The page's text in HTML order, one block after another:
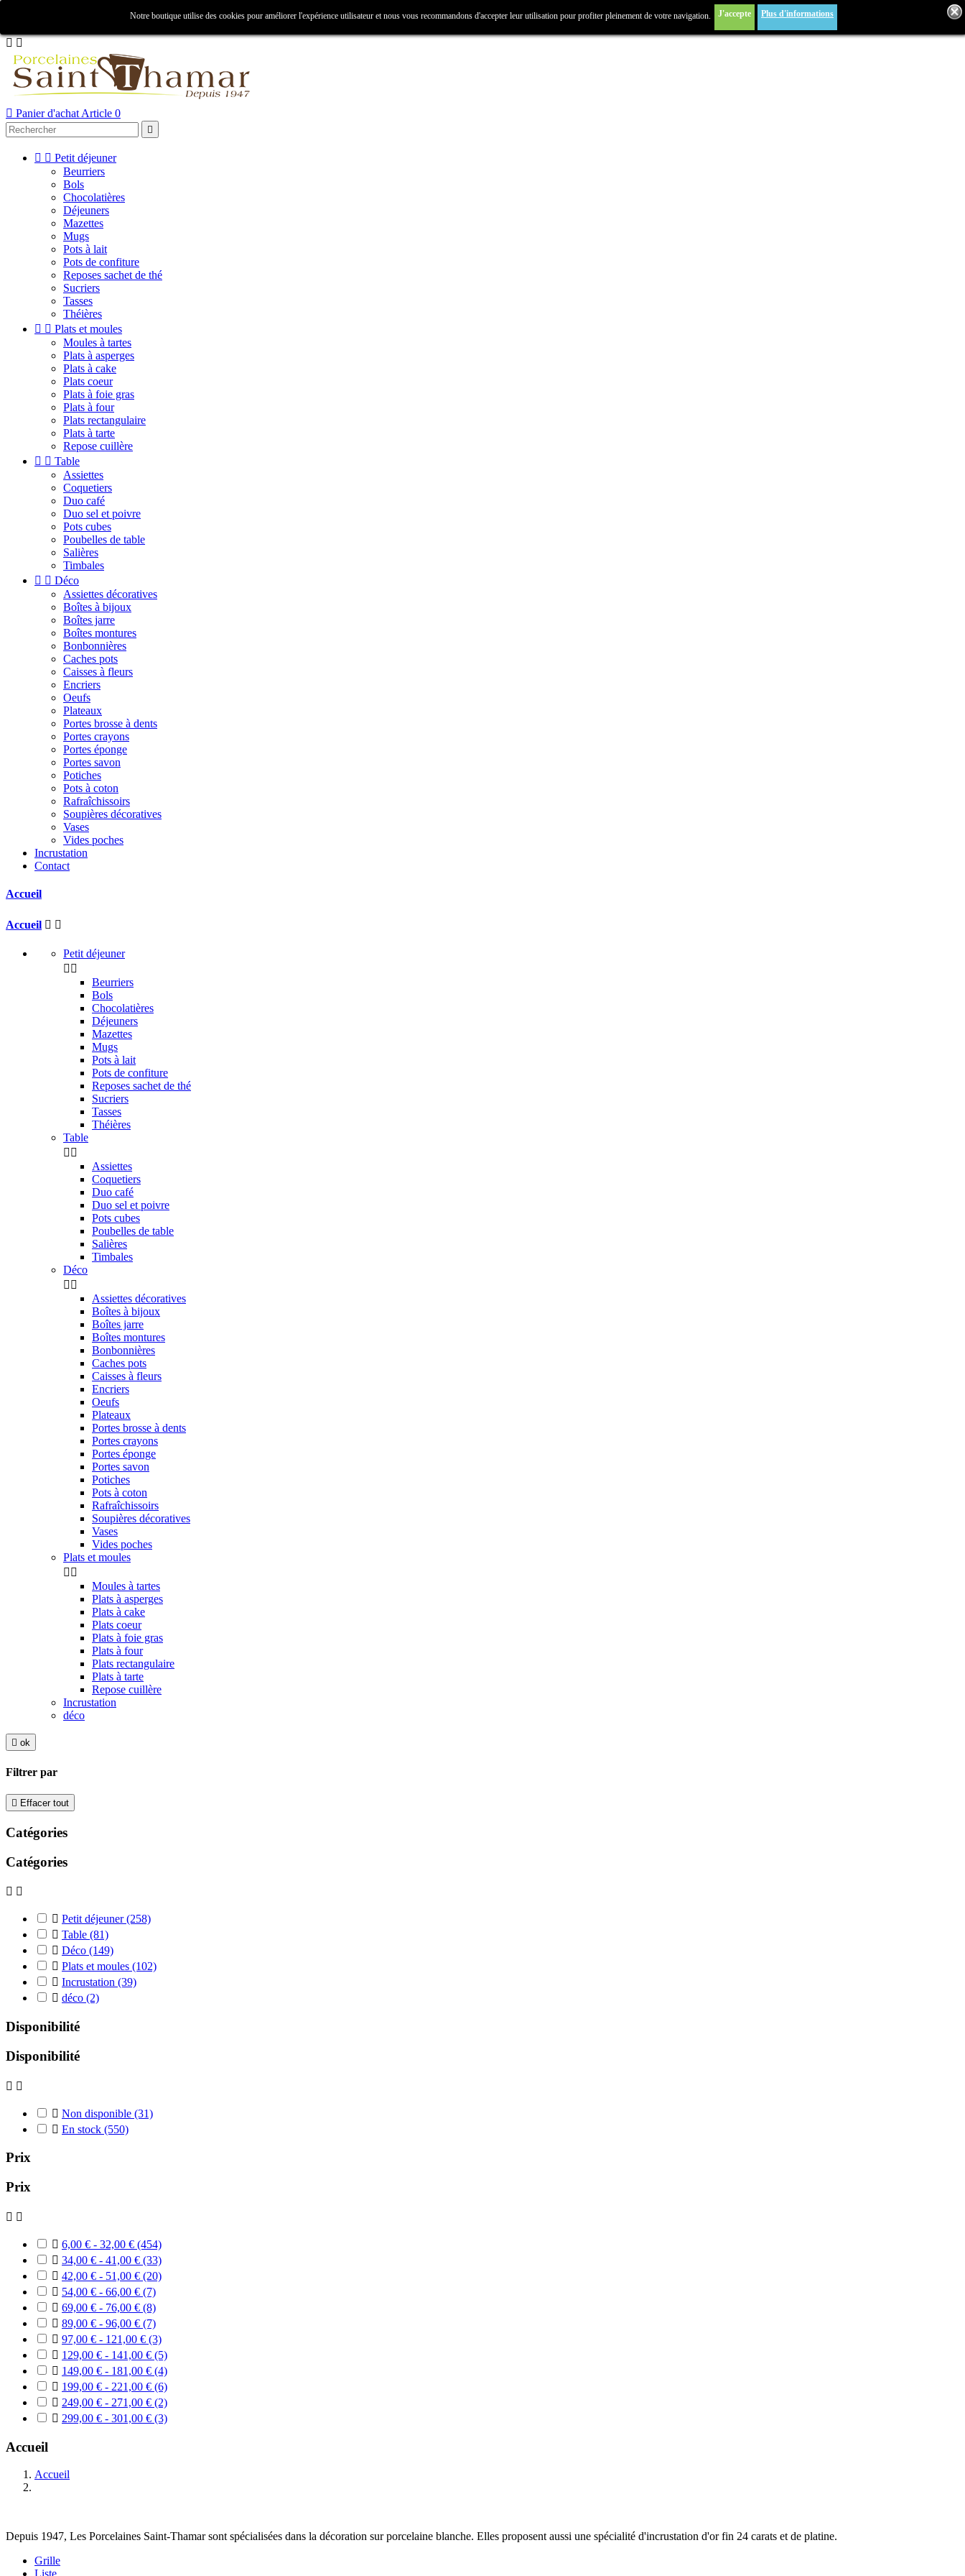
 
 Panier d'achat Article 0

Notre boutique utilise des cookies pour améliorer l'expérience utilisateur et nous vous recommandons d'accepter leur utilisation pour profiter pleinement de votre navigation. J'accepte Plus d'informations
  Petit déjeuner
Beurriers
Bols
Chocolatières
Déjeuners
Mazettes
Mugs
Pots à lait
Pots de confiture
Reposes sachet de thé
Sucriers
Tasses
Théières
  Plats et moules
Moules à tartes
Plats à asperges
Plats à cake
Plats coeur
Plats à foie gras
Plats à four
Plats rectangulaire
Plats à tarte
Repose cuillère
  Table
Assiettes
Coquetiers
Duo café
Duo sel et poivre
Pots cubes
Poubelles de table
Salières
Timbales
  Déco
Assiettes décoratives
Boîtes à bijoux
Boîtes jarre
Boîtes montures
Bonbonnières
Caches pots
Caisses à fleurs
Encriers
Oeufs
Plateaux
Portes brosse à dents
Portes crayons
Portes éponge
Portes savon
Potiches
Pots à coton
Rafraîchissoirs
Soupières décoratives
Vases
Vides poches
Incrustation
Contact
Accueil
Accueil  
Petit déjeuner
 
Beurriers
Bols
Chocolatières
Déjeuners
Mazettes
Mugs
Pots à lait
Pots de confiture
Reposes sachet de thé
Sucriers
Tasses
Théières
Table
 
Assiettes
Coquetiers
Duo café
Duo sel et poivre
Pots cubes
Poubelles de table
Salières
Timbales
Déco
 
Assiettes décoratives
Boîtes à bijoux
Boîtes jarre
Boîtes montures
Bonbonnières
Caches pots
Caisses à fleurs
Encriers
Oeufs
Plateaux
Portes brosse à dents
Portes crayons
Portes éponge
Portes savon
Potiches
Pots à coton
Rafraîchissoirs
Soupières décoratives
Vases
Vides poches
Plats et moules
 
Moules à tartes
Plats à asperges
Plats à cake
Plats coeur
Plats à foie gras
Plats à four
Plats rectangulaire
Plats à tarte
Repose cuillère
Incrustation
déco
 ok
Filtrer par
 Effacer tout
Catégories
Catégories
 
 Petit déjeuner(258)
 Table (81)
 Déco (149)
 Plats et moules (102)
 Incrustation (39)
 déco (2)
Disponibilité
Disponibilité
 
 Non disponible (31)
 En stock (550)
Prix
Prix
 
 6,00 € - 32,00 € (454)
 34,00 € - 41,00 € (33)
 42,00 € - 51,00 € (20)
 54,00 € - 66,00 € (7)
 69,00 € - 76,00 € (8)
 89,00 € - 96,00 € (7)
 97,00 € - 121,00 € (3)
 129,00 € - 141,00 € (5)
 149,00 € - 181,00 € (4)
 199,00 € - 221,00 € (6)
 249,00 € - 271,00 € (2)
 299,00 € - 301,00 € (3)
Accueil
Accueil
Depuis 1947, Les Porcelaines Saint-Thamar sont spécialisées dans la décoration sur porcelaine blanche. Elles proposent aussi une spécialité d'incrustation d'or fin 24 carats et de platine.
Grille